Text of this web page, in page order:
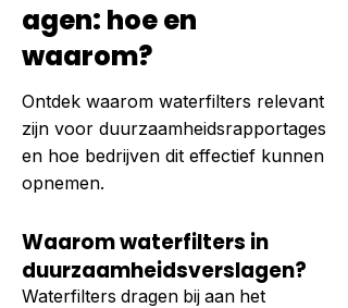
agen: hoe en
waarom?
Ontdek waarom waterfilters relevant
zijn voor duurzaamheidsrapportages
en hoe bedrijven dit effectief kunnen
opnemen.
Waarom waterfilters in
duurzaamheidsverslagen?
Waterfilters dragen bij aan het